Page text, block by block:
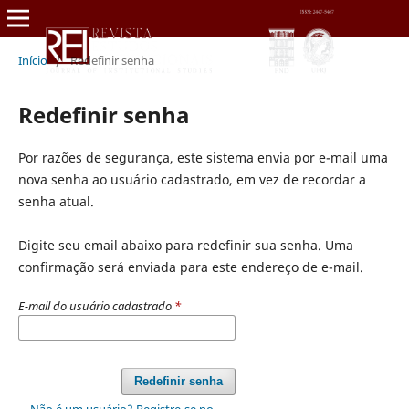
Início / Redefinir senha
Redefinir senha
Por razões de segurança, este sistema envia por e-mail uma
nova senha ao usuário cadastrado, em vez de recordar a
senha atual.
Digite seu email abaixo para redefinir sua senha. Uma
confirmação será enviada para este endereço de e-mail.
E-mail do usuário cadastrado *
Redefinir senha